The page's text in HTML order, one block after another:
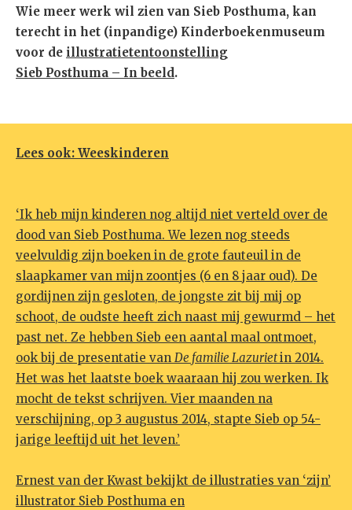
Wie meer werk wil zien van Sieb Posthuma, kan
terecht in het (inpandige) Kinderboekenmuseum
voor de illustratietentoonstelling
Sieb Posthuma – In beeld.
Lees ook: Weeskinderen
‘Ik heb mijn kinderen nog altijd niet verteld over de
dood van Sieb Posthuma. We lezen nog steeds
veelvuldig zijn boeken in de grote fauteuil in de
slaapkamer van mijn zoontjes (6 en 8 jaar oud). De
gordijnen zijn gesloten, de jongste zit bij mij op
schoot, de oudste heeft zich naast mij gewurmd – het
past net. Ze hebben Sieb een aantal maal ontmoet,
ook bij de presentatie van De familie Lazurietin 2014.
Het was het laatste boek waaraan hij zou werken. Ik
mocht de tekst schrijven. Vier maanden na
verschijning, op 3 augustus 2014, stapte Sieb op 54-
jarige leeftijd uit het leven.’
Ernest van der Kwast bekijkt de illustraties van ‘zijn’
illustrator Sieb Posthuma en